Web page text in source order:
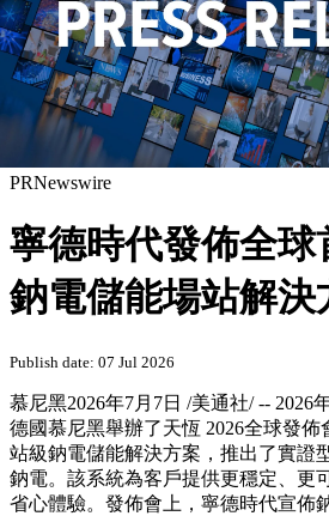
PRNewswire
寧德時代發佈全球
鈉電儲能場站解決
Publish date: 07 Jul 2026
慕尼黑2026年7月7日 /美通社/ -- 2026
德國慕尼黑舉辦了天恆 2026全球發佈
站級鈉電儲能解決方案，推出了實
鈉電。該系統為客戶提供更穩定、更
省心體驗。發佈會上，寧德時代宣佈